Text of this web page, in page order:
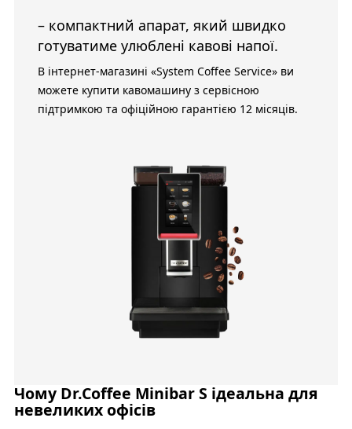
– компактний апарат, який швидко
готуватиме улюблені кавові напої.
В інтернет-магазині «System Coffee Service» ви
можете купити кавомашину з сервісною
підтримкою та офіційною гарантією 12 місяців.
Чому Dr.Coffee Minibar S ідеальна для
невеликих офісів